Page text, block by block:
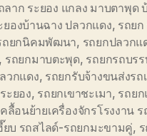
ลาก ระยอง แกลง มาบตาพุด
ยองบ้านฉาง ปลวกแดง, รถย
ถยกนิคมพัฒนา, รถยกปลวกแ
, รถยกมาบตะพุด, รถยกรถบร
วกแดง, รถยกรับจ้างขนส่งรถ
ะยอง, รถยกเขาชะเมา, รถย
ลื้อนย้ายเครื่องจักรโรงงาน ร
ยบ รถสไลด์-รถยกมะขามคู่,